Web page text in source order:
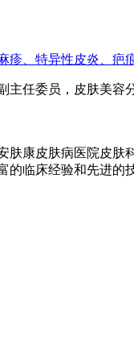
疹、特异性皮炎、疤
主任委员，皮肤美容
肤康皮肤病医院皮
的临床经验和先进的